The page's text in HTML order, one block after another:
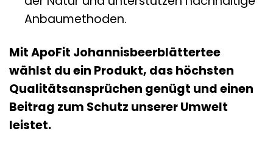
Anbaumethoden.
Mit ApoFit Johannisbeerblättertee
wählst du ein Produkt, das höchsten
Qualitätsansprüchen genügt und einen
Beitrag zum Schutz unserer Umwelt
leistet.